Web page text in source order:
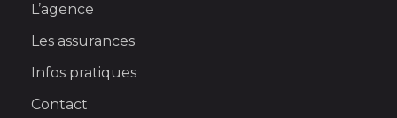
L’agence
Les assurances
Infos pratiques
Contact